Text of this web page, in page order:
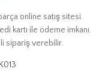
online satış sitesi.
kartı ile ödeme imkanı.
sipariş verebilir.